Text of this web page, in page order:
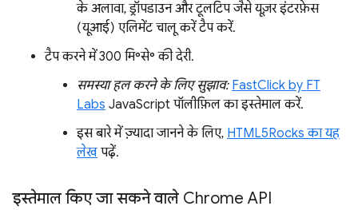
के अलावा, ड्रॉपडाउन और टूलटिप जैसे यूज़र इंटरफ़ेस
(यूआई) एलिमेंट चालू करें टैप करें.
टैप करने में 300 मि॰से॰ की देरी.
समस्या हल करने के लिए सुझाव: FastClick by FT
Labs JavaScript पॉलीफ़िल का इस्तेमाल करें.
इस बारे में ज़्यादा जानने के लिए, HTML5Rocks का यह
लेख पढ़ें.
इस्तेमाल किए जा सकने वाले Chrome API